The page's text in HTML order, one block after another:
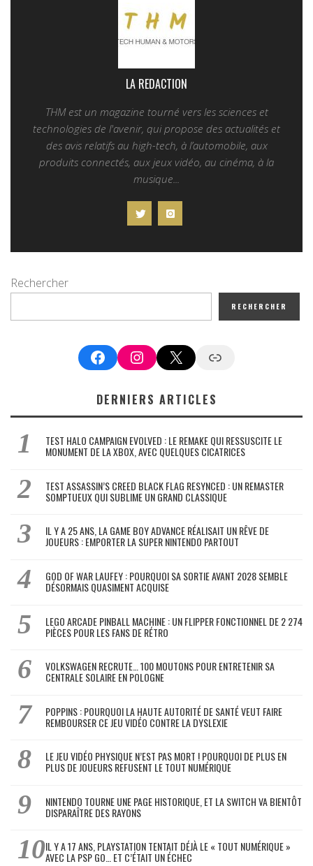
LA REDACTION
THM est un magazine tourné vers les sciences et
technologies de l'avenir, qui propose des actualités et
des avis relatifs au high-tech, à l’automobile, aux
produits connectés, aux jeux vidéo, au cinéma, à la
musique...
Rechercher
RECHERCHER
FacebookInstagram
X Google News
DERNIERS ARTICLES
TEST HALO CAMPAIGN EVOLVED : LE REMAKE QUI RESSUSCITE LE
MONUMENT DE LA XBOX, AVEC QUELQUES CICATRICES
TEST ASSASSIN’S CREED BLACK FLAG RESYNCED : UN REMASTER
SOMPTUEUX QUI SUBLIME UN GRAND CLASSIQUE
IL Y A 25 ANS, LA GAME BOY ADVANCE RÉALISAIT UN RÊVE DE
JOUEURS : EMPORTER LA SUPER NINTENDO PARTOUT
GOD OF WAR LAUFEY : POURQUOI SA SORTIE AVANT 2028 SEMBLE
DÉSORMAIS QUASIMENT ACQUISE
LEGO ARCADE PINBALL MACHINE : UN FLIPPER FONCTIONNEL DE 2 274
PIÈCES POUR LES FANS DE RÉTRO
VOLKSWAGEN RECRUTE… 100 MOUTONS POUR ENTRETENIR SA
CENTRALE SOLAIRE EN POLOGNE
POPPINS : POURQUOI LA HAUTE AUTORITÉ DE SANTÉ VEUT FAIRE
REMBOURSER CE JEU VIDÉO CONTRE LA DYSLEXIE
LE JEU VIDÉO PHYSIQUE N’EST PAS MORT ! POURQUOI DE PLUS EN
PLUS DE JOUEURS REFUSENT LE TOUT NUMÉRIQUE
NINTENDO TOURNE UNE PAGE HISTORIQUE, ET LA SWITCH VA BIENTÔT
DISPARAÎTRE DES RAYONS
IL Y A 17 ANS, PLAYSTATION TENTAIT DÉJÀ LE « TOUT NUMÉRIQUE »
AVEC LA PSP GO… ET C’ÉTAIT UN ÉCHEC